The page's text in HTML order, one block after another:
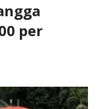
per